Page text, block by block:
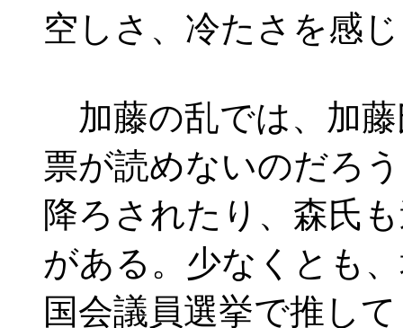
空しさ、冷たさを感
加藤の乱では、加藤
票が読めないのだろ
降ろされたり、森氏
がある。少なくとも
国会議員選挙で推し